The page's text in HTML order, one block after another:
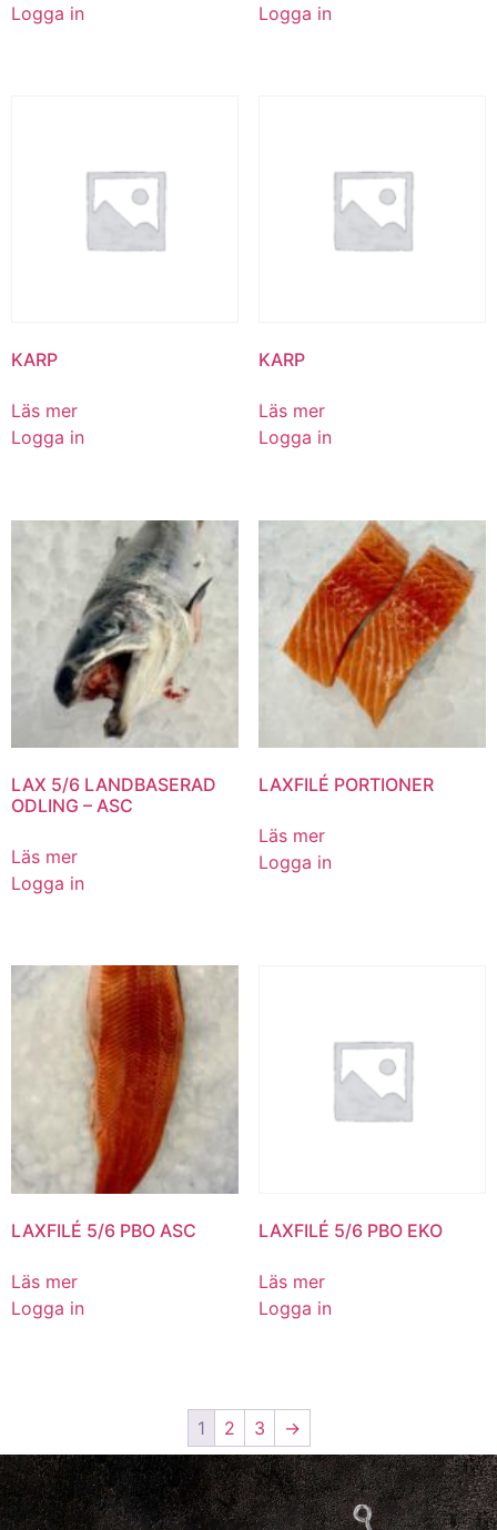
Logga in
Logga in
KARP
Läs mer
Logga in
KARP
Läs mer
Logga in
LAX 5/6 LANDBASERAD
ODLING – ASC
Läs mer
Logga in
LAXFILÉ PORTIONER
Läs mer
Logga in
LAXFILÉ 5/6 PBO ASC
Läs mer
Logga in
LAXFILÉ 5/6 PBO EKO
Läs mer
Logga in
1 2 3 →